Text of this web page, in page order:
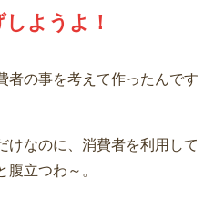
ようよ！
者の事を考えて作ったんです
けなのに、消費者を利用して
立つわ～。